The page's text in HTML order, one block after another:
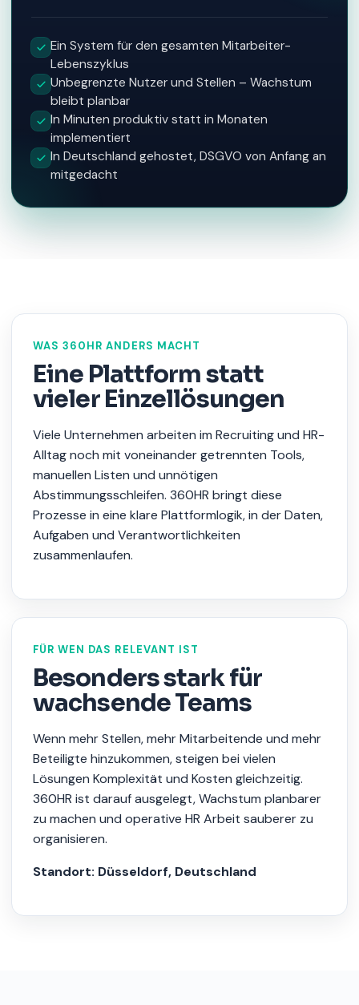
Ein System für den gesamten Mitarbeiter-
Lebenszyklus
Unbegrenzte Nutzer und Stellen – Wachstum
bleibt planbar
In Minuten produktiv statt in Monaten
implementiert
In Deutschland gehostet, DSGVO von Anfang an
mitgedacht
WAS 360HR ANDERS MACHT
Eine Plattform statt
vieler Einzellösungen
Viele Unternehmen arbeiten im Recruiting und HR-
Alltag noch mit voneinander getrennten Tools,
manuellen Listen und unnötigen
Abstimmungsschleifen. 360HR bringt diese
Prozesse in eine klare Plattformlogik, in der Daten,
Aufgaben und Verantwortlichkeiten
zusammenlaufen.
FÜR WEN DAS RELEVANT IST
Besonders stark für
wachsende Teams
Wenn mehr Stellen, mehr Mitarbeitende und mehr
Beteiligte hinzukommen, steigen bei vielen
Lösungen Komplexität und Kosten gleichzeitig.
360HR ist darauf ausgelegt, Wachstum planbarer
zu machen und operative HR Arbeit sauberer zu
organisieren.
Standort: Düsseldorf, Deutschland